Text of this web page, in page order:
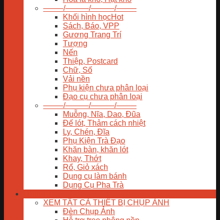
——–/———/———/——–
Khối hình học
Sách, Báo, VPP
Gương Trang Trí
Tượng
Nến
Thiệp, Postcard
Chữ, Số
Vải nền
Phụ kiện chưa phân loại
Đạo cụ chưa phân loại
——–/———/———/——–
Muỗng, Nĩa, Dao, Đũa
Đế lót, Thảm cách nhiệt
Ly, Chén, Đĩa
Phụ Kiện Trà Đạo
Khăn bàn, khăn lót
Khay, Thớt
Rổ, Giỏ xách
Dụng cụ làm bánh
Dụng Cụ Pha Trà
XEM TẤT CẢ THIẾT BỊ CHỤP ẢNH
Đèn Chụp Ảnh